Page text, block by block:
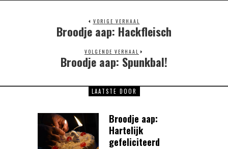
VORIGE VERHAAL
Previous
Broodje aap: Hackfleisch
VOLGENDE VERHAAL
Next
post:
Broodje aap: Spunkbal!
LAATSTE DOOR
Broodje aap:
Hartelijk
gefeliciteerd